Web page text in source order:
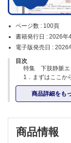
ページ数 : 100頁
書籍発行日 : 2026年
電子版発売日 : 2026
目次
特集 下肢静脈エ
1．まずはここか
（髙井洋次）
2．“血管が追え
（山本哲也）
（西上和宏）
2）超音波検査の
商品詳細をも
商品情報